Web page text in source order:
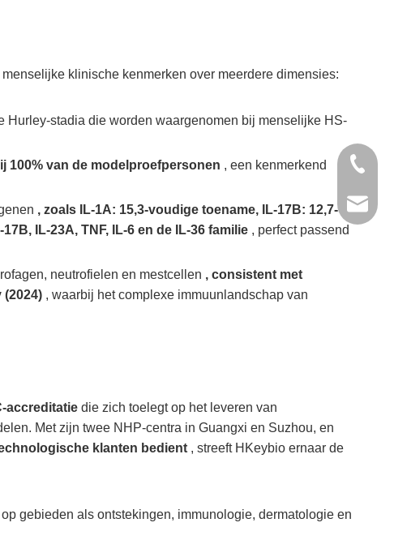
klinische kenmerken over meerdere dimensies:
stadia die worden waargenomen bij menselijke HS-
100% van de modelproefpersonen , een kenmerkend
, zoals IL-1A: 15,3-voudige toename, IL-17B: 12,7-
17B, IL-23A, TNF, IL-6 en de IL-36 familie , perfect passend
neutrofielen en mestcellen , consistent met
, waarbij het complexe immuunlandschap van
accreditatie die zich toelegt op het leveren van
Met zijn twee NHP-centra in Guangxi en Suzhou, en
klanten bedient , streeft HKeybio ernaar de
gebieden als ontstekingen, immunologie, dermatologie en
+1
+86-